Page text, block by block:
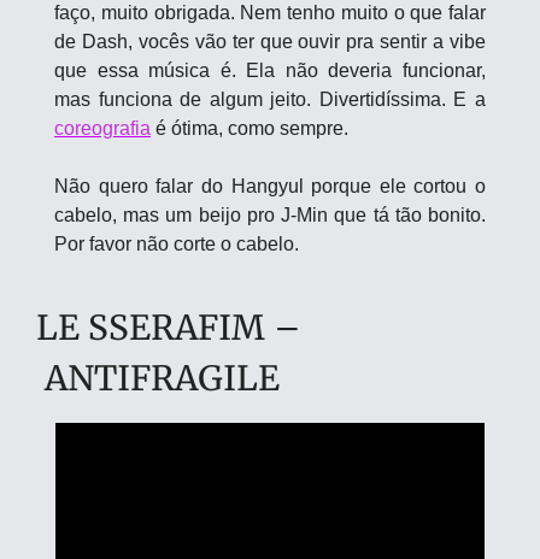
faço, muito obrigada. Nem tenho muito o que falar
de Dash, vocês vão ter que ouvir pra sentir a vibe
que essa música é. Ela não deveria funcionar,
coreografia é ótima, como sempre.
Não quero falar do Hangyul porque ele cortou o
cabelo, mas um beijo pro J-Min que tá tão bonito.
Por favor não corte o cabelo.
LE SSERAFIM –
ANTIFRAGILE